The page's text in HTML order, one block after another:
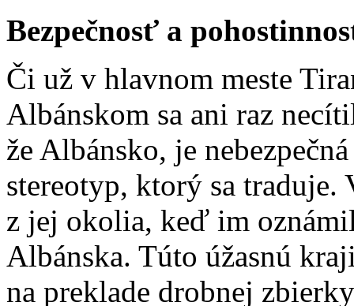
Bezpečnosť a
Či už v hlavnom meste
Albánskom sa ani raz
že Albánsko, je
stereotyp, ktorý sa
z jej okolia, keď im
Albánska. Túto úžasnú
na preklade drobnej